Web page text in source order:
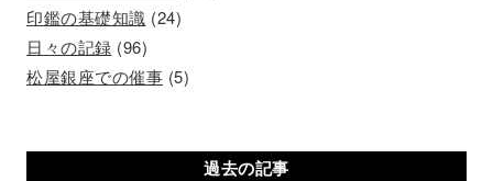
印鑑の基礎知識 (24)
日々の記録 (96)
松屋銀座での催事 (5)
過去の記事